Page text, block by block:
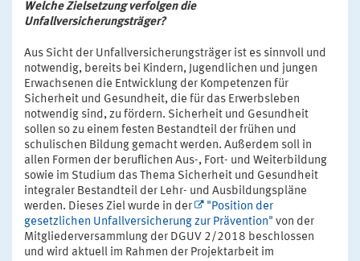
Welche Zielsetzung verfolgen die
Unfallversicherungsträger?
Aus Sicht der Unfallversicherungsträger ist es sinnvoll und
notwendig, bereits bei Kindern, Jugendlichen und jungen
Erwachsenen die Entwicklung der Kompetenzen für
Sicherheit und Gesundheit, die für das Erwerbsleben
notwendig sind, zu fördern. Sicherheit und Gesundheit
sollen so zu einem festen Bestandteil der frühen und
schulischen Bildung gemacht werden. Außerdem soll in
allen Formen der beruflichen Aus-, Fort- und Weiterbildung
sowie im Studium das Thema Sicherheit und Gesundheit
integraler Bestandteil der Lehr- und Ausbildungspläne
werden. Dieses Ziel wurde in der
"Position der
gesetzlichen Unfallversicherung zur Prävention" von der
Mitgliederversammlung der DGUV 2/2018 beschlossen
und wird aktuell im Rahmen der Projektarbeit im